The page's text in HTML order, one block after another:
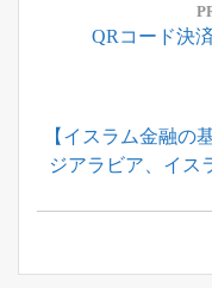
ー
シ
ョ
Previous
QRコード決
Next
Post:
【イスラム金融
ジアラビア、イス